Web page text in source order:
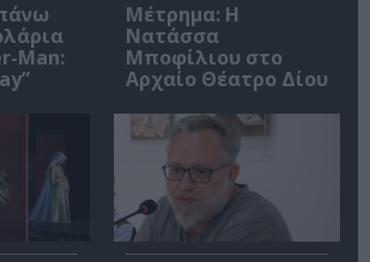
Man:
Μέτρημα: Η
Νατάσσα
Μποφίλιου στο
Αρχαίο Θέατρο Δίου